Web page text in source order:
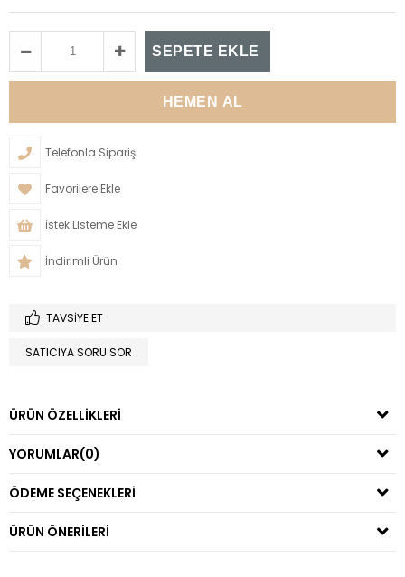
Telefonla Sipariş
Favorilere Ekle
İstek Listeme Ekle
İndirimli Ürün
TAVSIYE ET
SATICIYA SORU SOR
ÜRÜN ÖZELLIKLERI
YORUMLAR(0)
ÖDEME SEÇENEKLERI
ÜRÜN ÖNERILERI